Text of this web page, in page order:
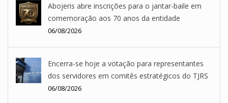
Abojeris abre inscrições para o jantar-baile em
comemoração aos 70 anos da entidade
06/08/2026
Encerra-se hoje a votação para representantes
dos servidores em comitês estratégicos do TJRS
06/08/2026